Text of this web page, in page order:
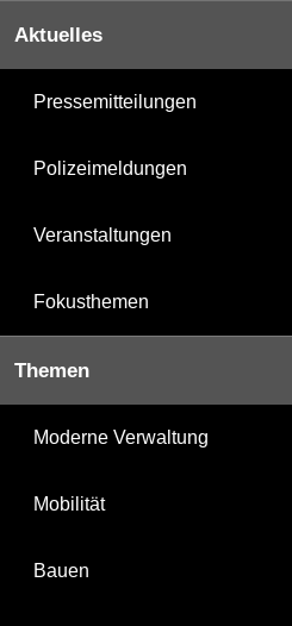
Aktuelles
Pressemitteilungen
Polizeimeldungen
Veranstaltungen
Fokusthemen
Themen
Moderne Verwaltung
Mobilität
Bauen